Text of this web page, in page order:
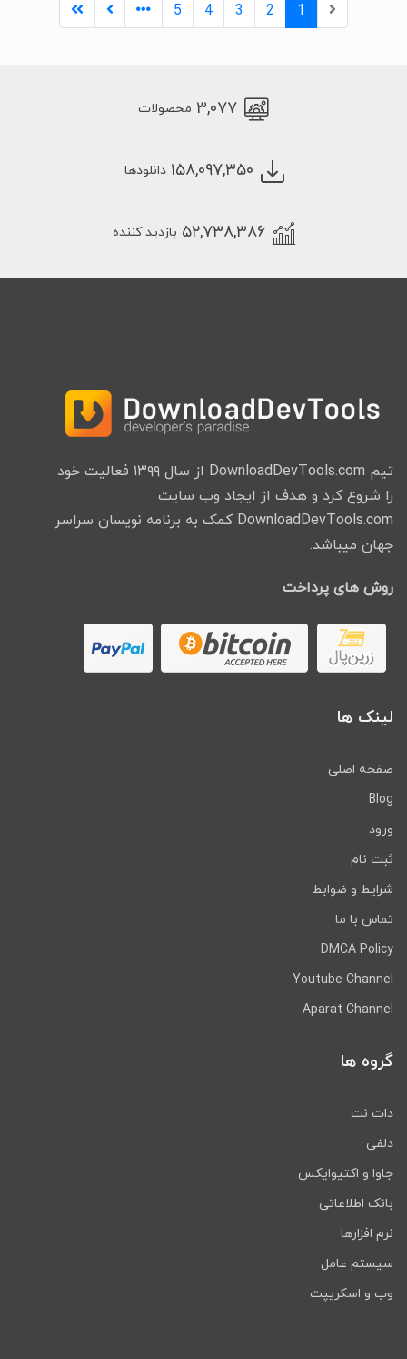
1
2
3
4
5
۳,۰۷۷ محصولات
۱۵۸,۰۹۷,۳۵۰ دانلودها
۵۲,۷۳۸,۳۸۶ بازدید کننده
تیم DownloadDevTools.com از سال ۱۳۹۹ فعالیت خود
را شروع کرد و هدف از ایجاد وب سایت
DownloadDevTools.com کمک به برنامه نویسان سراسر
جهان میباشد.
روش های پرداخت
لینک ها
صفحه اصلی
Blog
ورود
ثبت نام
شرایط و ضوابط
تماس با ما
DMCA Policy
Youtube Channel
Aparat Channel
گروه ها
دات نت
دلفی
جاوا و اکتیوایکس
بانک اطلاعاتی
نرم افزارها
سیستم عامل
وب و اسکریپت